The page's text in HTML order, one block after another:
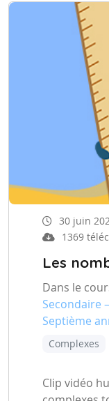
30 juin
1369
Les
Dans le
Secondaire
Septième
Complexes
Clip vidéo